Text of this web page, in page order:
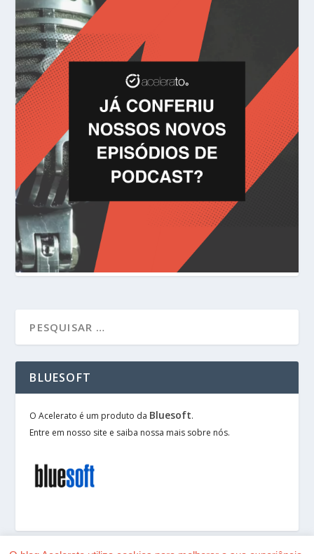
BLUESOFT
O Acelerato é um produto da Bluesoft.
Entre em nosso site e saiba nossa mais sobre nós.